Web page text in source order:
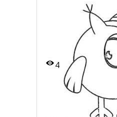
4
1